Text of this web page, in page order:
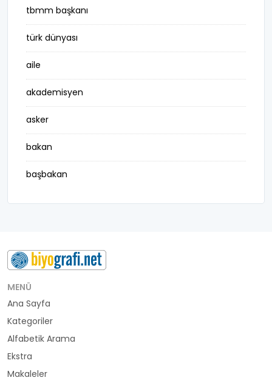
tbmm başkanı
türk dünyası
aile
akademisyen
asker
bakan
başbakan
belediye başkanı
buluş
bürokrat
büyükelçi
cumhurbaşkanı
MENÜ
Ana Sayfa
Kategoriler
Alfabetik Arama
Ekstra
Makaleler